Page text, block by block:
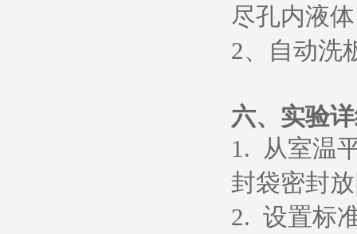
尽孔内液
2、 自动洗
六、 实验
1. 从室温
封袋密封
2. 设置标